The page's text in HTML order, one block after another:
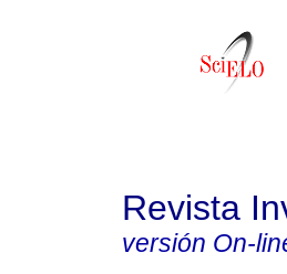
Revista
versión On-